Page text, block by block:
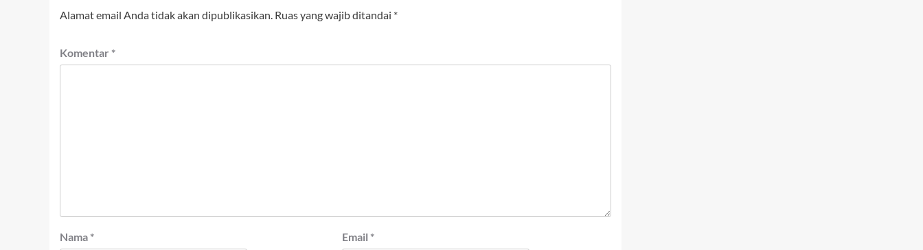
Alamat email Anda tidak akan dipublikasikan. Ruas yang wajib ditandai *
Komentar *
Nama * Email *